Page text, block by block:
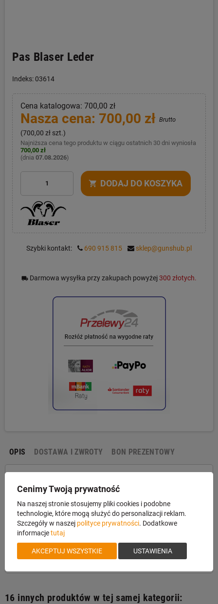
Pas Blaser Leder
Indeks: 03614
Cena katalogowa: 700,00 zł
Nasza cena: 700,00 zł Brutto
(700,00 zł szt.)
Najniższa cena tego produktu w ciągu ostatnich 30 dni wyniosła
700,00 zł
(dnia 07.08.2026)
shopping_cart DODAJ DO KOSZYKA
Szybki kontakt: 690 915 815 sklep@gunshub.pl
local_shipping Darmowa wysyłka przy zakupach powyżej300 złotych.
OPIS DOSTAWA I ZWROTY BON PREZENTOWY
Markowy pas do broni. Na pasku wytłoczone logo Blaser, z komplecie
z bączkami. Szeroki, miękki naramiennik zapewniający wygodę
użytkowania. Antypoślizgowy, elastyczny, z regulacją
długości. Zintegrowane etui na dwa naboje kulowe. Dane Techniczne:
Materiał: , skóra, Kolor: brąz, Wymiary: Długość: 114cm , Szerokość:
16 innych produktów w tej samej kategorii:
Cenimy Twoją prywatność
Na naszej stronie stosujemy pliki cookies i podobne
technologie, które mogą służyć do personalizacji reklam.
Szczegóły w naszej polityce prywatności. Dodatkowe
informacjetutaj
AKCEPTUJ WSZYSTKIE USTAWIENIA